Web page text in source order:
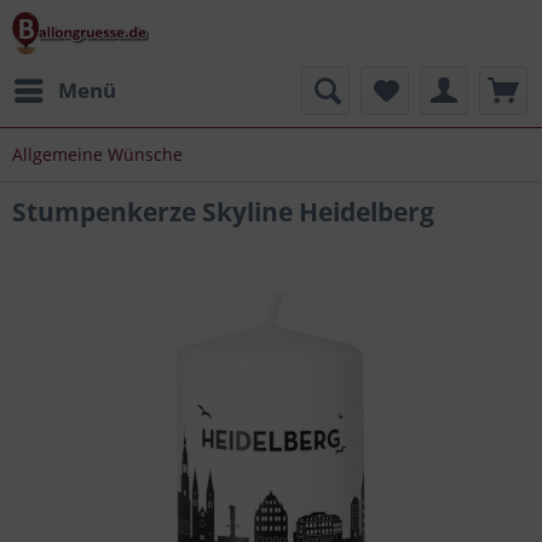
Menü
Allgemeine Wünsche
Stumpenkerze Skyline Heidelberg